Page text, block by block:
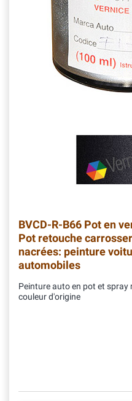
BVCD-R-B66 Pot en
Pot retouche
nacrées: peinture
automobiles
Peinture auto en pot et
couleur d'origine